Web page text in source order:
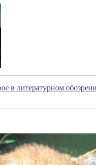
в литературном